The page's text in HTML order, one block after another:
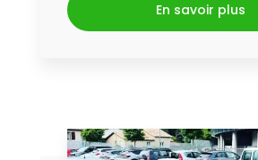
En savoir plus